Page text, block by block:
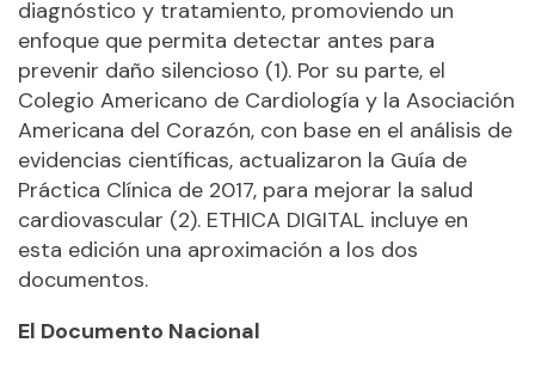
diagnóstico y tratamiento, promoviendo un
enfoque que permita detectar antes para
prevenir daño silencioso (1). Por su parte, el
Colegio Americano de Cardiología y la Asociación
Americana del Corazón, con base en el análisis de
evidencias científicas, actualizaron la Guía de
Práctica Clínica de 2017, para mejorar la salud
cardiovascular (2). ETHICA DIGITAL incluye en
esta edición una aproximación a los dos
documentos.
El Documento Nacional